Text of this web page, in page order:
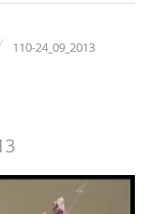
110-24_09_2013